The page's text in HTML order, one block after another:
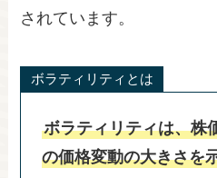
されています。
ボラティリティとは
ボラティリティは、株
の価格変動の大きさを